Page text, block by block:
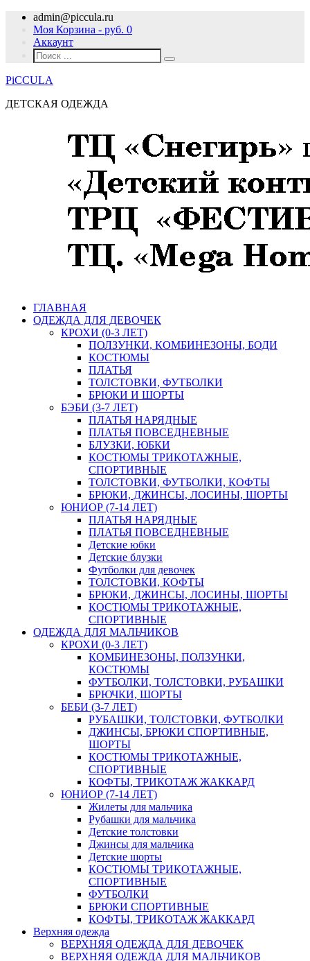
admin@piccula.ru
Моя Корзина - руб. 0
Аккаунт
PiCCULA
ДЕТСКАЯ ОДЕЖДА
ГЛАВНАЯ
ОДЕЖДА ДЛЯ ДЕВОЧЕК
КРОХИ (0-3 ЛЕТ)
ПОЛЗУНКИ, КОМБИНЕЗОНЫ, БОДИ
КОСТЮМЫ
ПЛАТЬЯ
ТОЛСТОВКИ, ФУТБОЛКИ
БРЮКИ И ШОРТЫ
БЭБИ (3-7 ЛЕТ)
ПЛАТЬЯ НАРЯДНЫЕ
ПЛАТЬЯ ПОВСЕДНЕВНЫЕ
БЛУЗКИ, ЮБКИ
КОСТЮМЫ ТРИКОТАЖНЫЕ,
СПОРТИВНЫЕ
ТОЛСТОВКИ, ФУТБОЛКИ, КОФТЫ
БРЮКИ, ДЖИНСЫ, ЛОСИНЫ, ШОРТЫ
ЮНИОР (7-14 ЛЕТ)
ПЛАТЬЯ НАРЯДНЫЕ
ПЛАТЬЯ ПОВСЕДНЕВНЫЕ
Детские юбки
Детские блузки
Футболки для девочек
ТОЛСТОВКИ, КОФТЫ
БРЮКИ, ДЖИНСЫ, ЛОСИНЫ, ШОРТЫ
КОСТЮМЫ ТРИКОТАЖНЫЕ,
СПОРТИВНЫЕ
ОДЕЖДА ДЛЯ МАЛЬЧИКОВ
КРОХИ (0-3 ЛЕТ)
КОМБИНЕЗОНЫ, ПОЛЗУНКИ,
КОСТЮМЫ
ФУТБОЛКИ, ТОЛСТОВКИ, РУБАШКИ
БРЮЧКИ, ШОРТЫ
БЕБИ (3-7 ЛЕТ)
РУБАШКИ, ТОЛСТОВКИ, ФУТБОЛКИ
ДЖИНСЫ, БРЮКИ СПОРТИВНЫЕ,
ШОРТЫ
КОСТЮМЫ ТРИКОТАЖНЫЕ,
СПОРТИВНЫЕ
КОФТЫ, ТРИКОТАЖ ЖАККАРД
ЮНИОР (7-14 ЛЕТ)
Жилеты для мальчика
Рубашки для мальчика
Детские толстовки
Джинсы для мальчика
Детские шорты
КОСТЮМЫ ТРИКОТАЖНЫЕ,
СПОРТИВНЫЕ
ФУТБОЛКИ
БРЮКИ СПОРТИВНЫЕ
КОФТЫ, ТРИКОТАЖ ЖАККАРД
Верхняя одежда
ВЕРХНЯЯ ОДЕЖДА ДЛЯ ДЕВОЧЕК
ВЕРХНЯЯ ОДЕЖДА ДЛЯ МАЛЬЧИКОВ